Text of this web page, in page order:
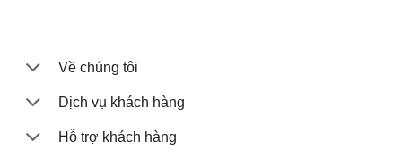
Về chúng tôi
Dịch vụ khách hàng
Hỗ trợ khách hàng